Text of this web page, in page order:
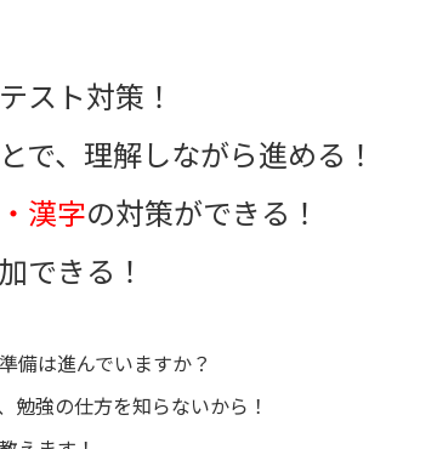
スト対策！
で、理解しながら進める！
漢字の対策ができる！
できる！
備は進んでいますか？
勉強の仕方を知らないから！